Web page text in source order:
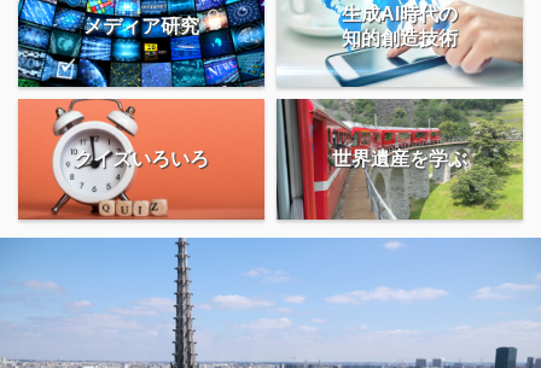
メディア研究
生成AI時代の
知的創造技術
クイズいろいろ 世界遺産を学ぶ